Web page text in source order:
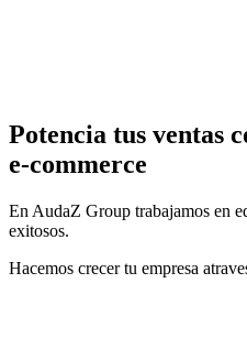
Potencia tus ventas
e-commerce
En AudaZ Group trabajamos en
exitosos.
Hacemos crecer tu empresa